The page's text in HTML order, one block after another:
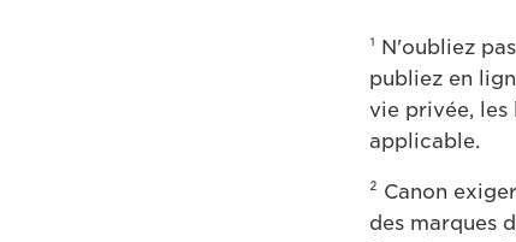
¹ N'oubliez
publiez en
vie privée,
applicable.
² Canon
des marques